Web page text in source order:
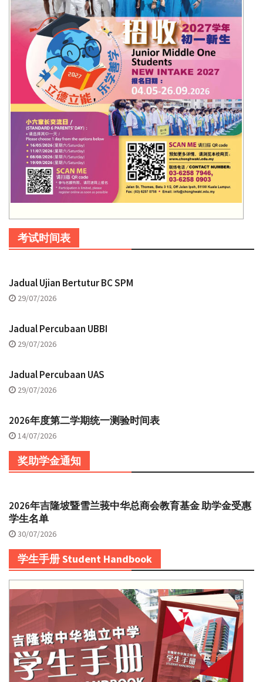
考试时间表
Jadual Ujian Bertutur BC SPM
29/07/2026
Jadual Percubaan UBBI
29/07/2026
Jadual Percubaan UAS
29/07/2026
2026年度第二学期统一测验时间表
14/07/2026
奖助学金通知
2026年吉隆坡暨雪兰莪中华总商会教育基金 助学金受惠
学生名单
30/07/2026
学生手册 Student Handbook